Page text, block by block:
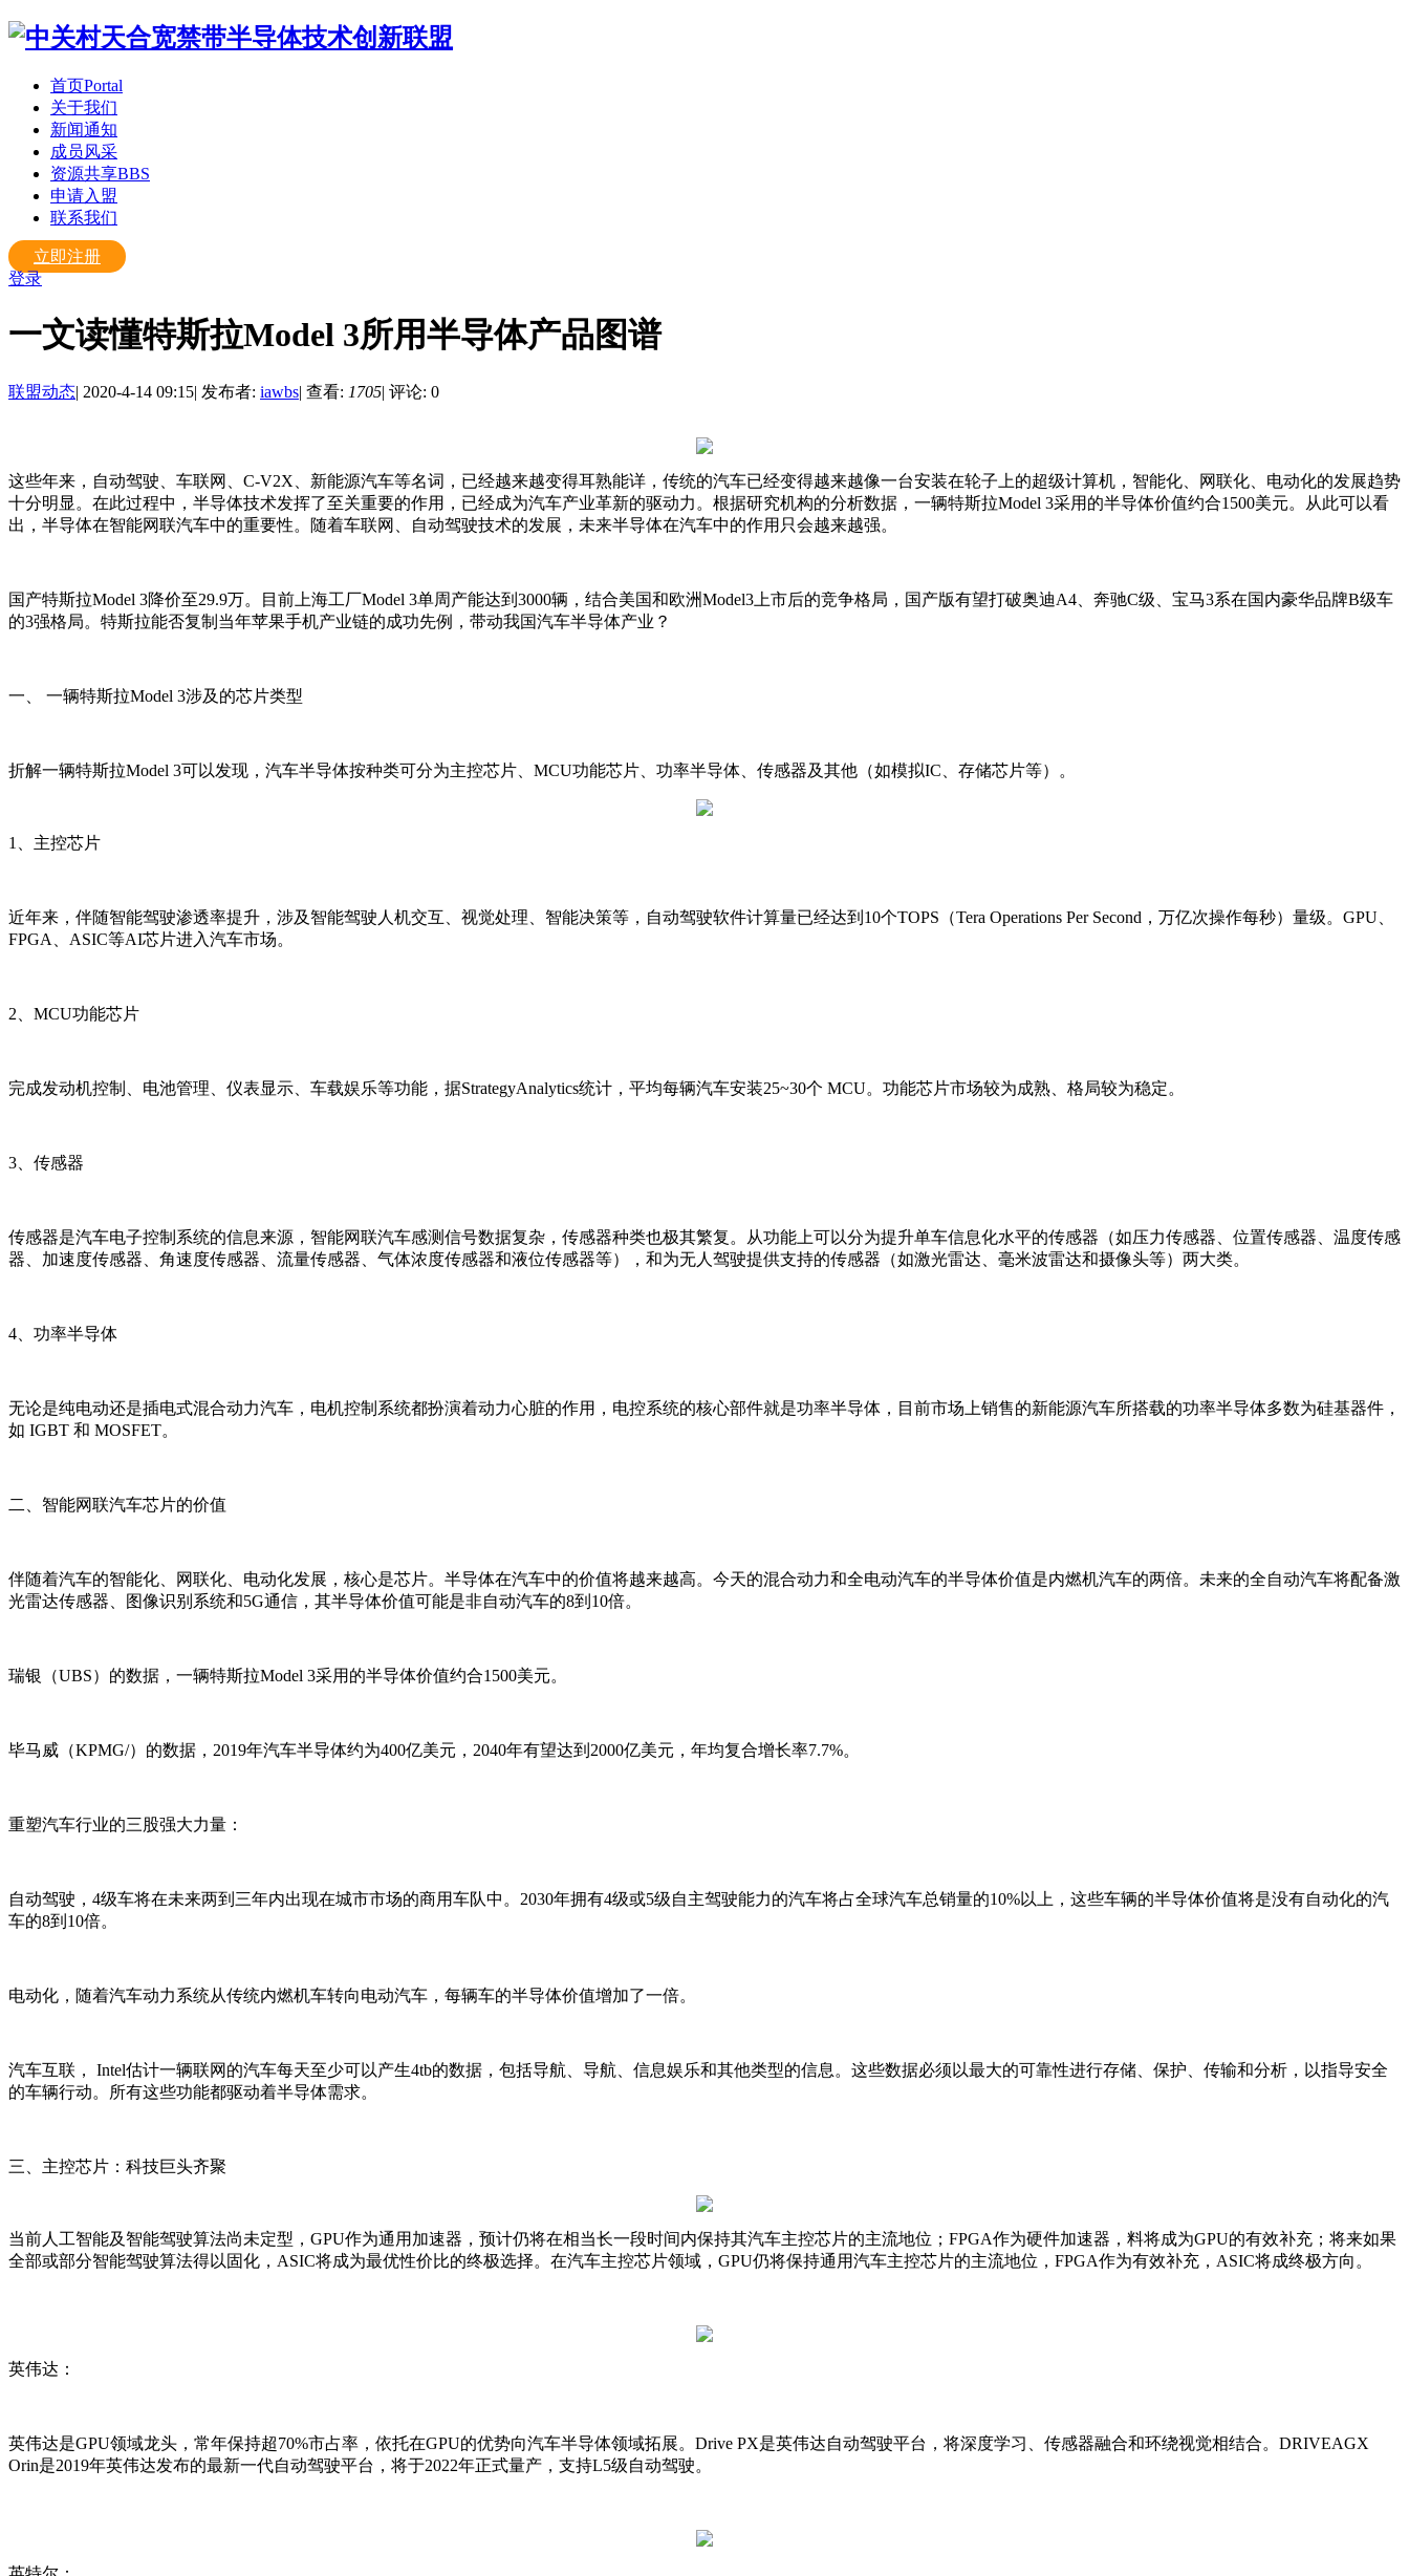
首页Portal
关于我们
新闻通知
成员风采
资源共享BBS
申请入盟
联系我们
立即注册
登录
一文读懂特斯拉Model 3所用半导体产品图谱
联盟动态| 2020-4-14 09:15| 发布者: iawbs| 查看: 1705| 评论: 0
这些年来，自动驾驶、车联网、C-V2X、新能源汽车等名词，已经越来越变得耳熟能详，传统的汽车已经变得越来越像一台安装在轮子上的超级计算机，智能化、网联化、电动化的发展趋势
十分明显。在此过程中，半导体技术发挥了至关重要的作用，已经成为汽车产业革新的驱动力。根据研究机构的分析数据，一辆特斯拉Model 3采用的半导体价值约合1500美元。从此可以看
出，半导体在智能网联汽车中的重要性。随着车联网、自动驾驶技术的发展，未来半导体在汽车中的作用只会越来越强。
国产特斯拉Model 3降价至29.9万。目前上海工厂Model 3单周产能达到3000辆，结合美国和欧洲Model3上市后的竞争格局，国产版有望打破奥迪A4、奔驰C级、宝马3系在国内豪华品牌B级车
的3强格局。特斯拉能否复制当年苹果手机产业链的成功先例，带动我国汽车半导体产业？
一、 一辆特斯拉Model 3涉及的芯片类型
折解一辆特斯拉Model 3可以发现，汽车半导体按种类可分为主控芯片、MCU功能芯片、功率半导体、传感器及其他（如模拟IC、存储芯片等）。
1、主控芯片
近年来，伴随智能驾驶渗透率提升，涉及智能驾驶人机交互、视觉处理、智能决策等，自动驾驶软件计算量已经达到10个TOPS（Tera Operations Per Second，万亿次操作每秒）量级。GPU、
FPGA、ASIC等AI芯片进入汽车市场。
2、MCU功能芯片
完成发动机控制、电池管理、仪表显示、车载娱乐等功能，据StrategyAnalytics统计，平均每辆汽车安装25~30个 MCU。功能芯片市场较为成熟、格局较为稳定。
3、传感器
传感器是汽车电子控制系统的信息来源，智能网联汽车感测信号数据复杂，传感器种类也极其繁复。从功能上可以分为提升单车信息化水平的传感器（如压力传感器、位置传感器、温度传感
器、加速度传感器、角速度传感器、流量传感器、气体浓度传感器和液位传感器等），和为无人驾驶提供支持的传感器（如激光雷达、毫米波雷达和摄像头等）两大类。
4、功率半导体
无论是纯电动还是插电式混合动力汽车，电机控制系统都扮演着动力心脏的作用，电控系统的核心部件就是功率半导体，目前市场上销售的新能源汽车所搭载的功率半导体多数为硅基器件，
如 IGBT 和 MOSFET。
二、智能网联汽车芯片的价值
伴随着汽车的智能化、网联化、电动化发展，核心是芯片。半导体在汽车中的价值将越来越高。今天的混合动力和全电动汽车的半导体价值是内燃机汽车的两倍。未来的全自动汽车将配备激
光雷达传感器、图像识别系统和5G通信，其半导体价值可能是非自动汽车的8到10倍。
瑞银（UBS）的数据，一辆特斯拉Model 3采用的半导体价值约合1500美元。
毕马威（KPMG/）的数据，2019年汽车半导体约为400亿美元，2040年有望达到2000亿美元，年均复合增长率7.7%。
重塑汽车行业的三股强大力量：
自动驾驶，4级车将在未来两到三年内出现在城市市场的商用车队中。2030年拥有4级或5级自主驾驶能力的汽车将占全球汽车总销量的10%以上，这些车辆的半导体价值将是没有自动化的汽
车的8到10倍。
电动化，随着汽车动力系统从传统内燃机车转向电动汽车，每辆车的半导体价值增加了一倍。
汽车互联， Intel估计一辆联网的汽车每天至少可以产生4tb的数据，包括导航、导航、信息娱乐和其他类型的信息。这些数据必须以最大的可靠性进行存储、保护、传输和分析，以指导安全
的车辆行动。所有这些功能都驱动着半导体需求。
三、主控芯片：科技巨头齐聚
当前人工智能及智能驾驶算法尚未定型，GPU作为通用加速器，预计仍将在相当长一段时间内保持其汽车主控芯片的主流地位；FPGA作为硬件加速器，料将成为GPU的有效补充；将来如果
全部或部分智能驾驶算法得以固化，ASIC将成为最优性价比的终极选择。在汽车主控芯片领域，GPU仍将保持通用汽车主控芯片的主流地位，FPGA作为有效补充，ASIC将成终极方向。
英伟达：
英伟达是GPU领域龙头，常年保持超70%市占率，依托在GPU的优势向汽车半导体领域拓展。Drive PX是英伟达自动驾驶平台，将深度学习、传感器融合和环绕视觉相结合。DRIVEAGX
Orin是2019年英伟达发布的最新一代自动驾驶平台，将于2022年正式量产，支持L5级自动驾驶。